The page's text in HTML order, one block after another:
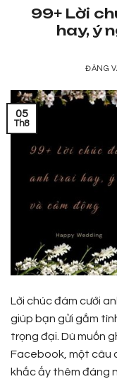
99+ Lời
hay, ý
ĐĂNG
05
Th8
Lời chúc đám cưới
giúp bạn gửi gắm
trọng đại. Dù muốn
Facebook, một câu
khắc ấy thêm đáng